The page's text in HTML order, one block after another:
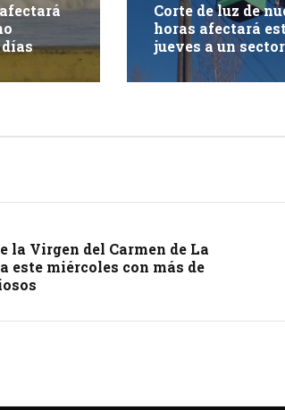
Corte de luz de
horas afectará
jueves a un
la Virgen del Carmen de La
este miércoles con más de